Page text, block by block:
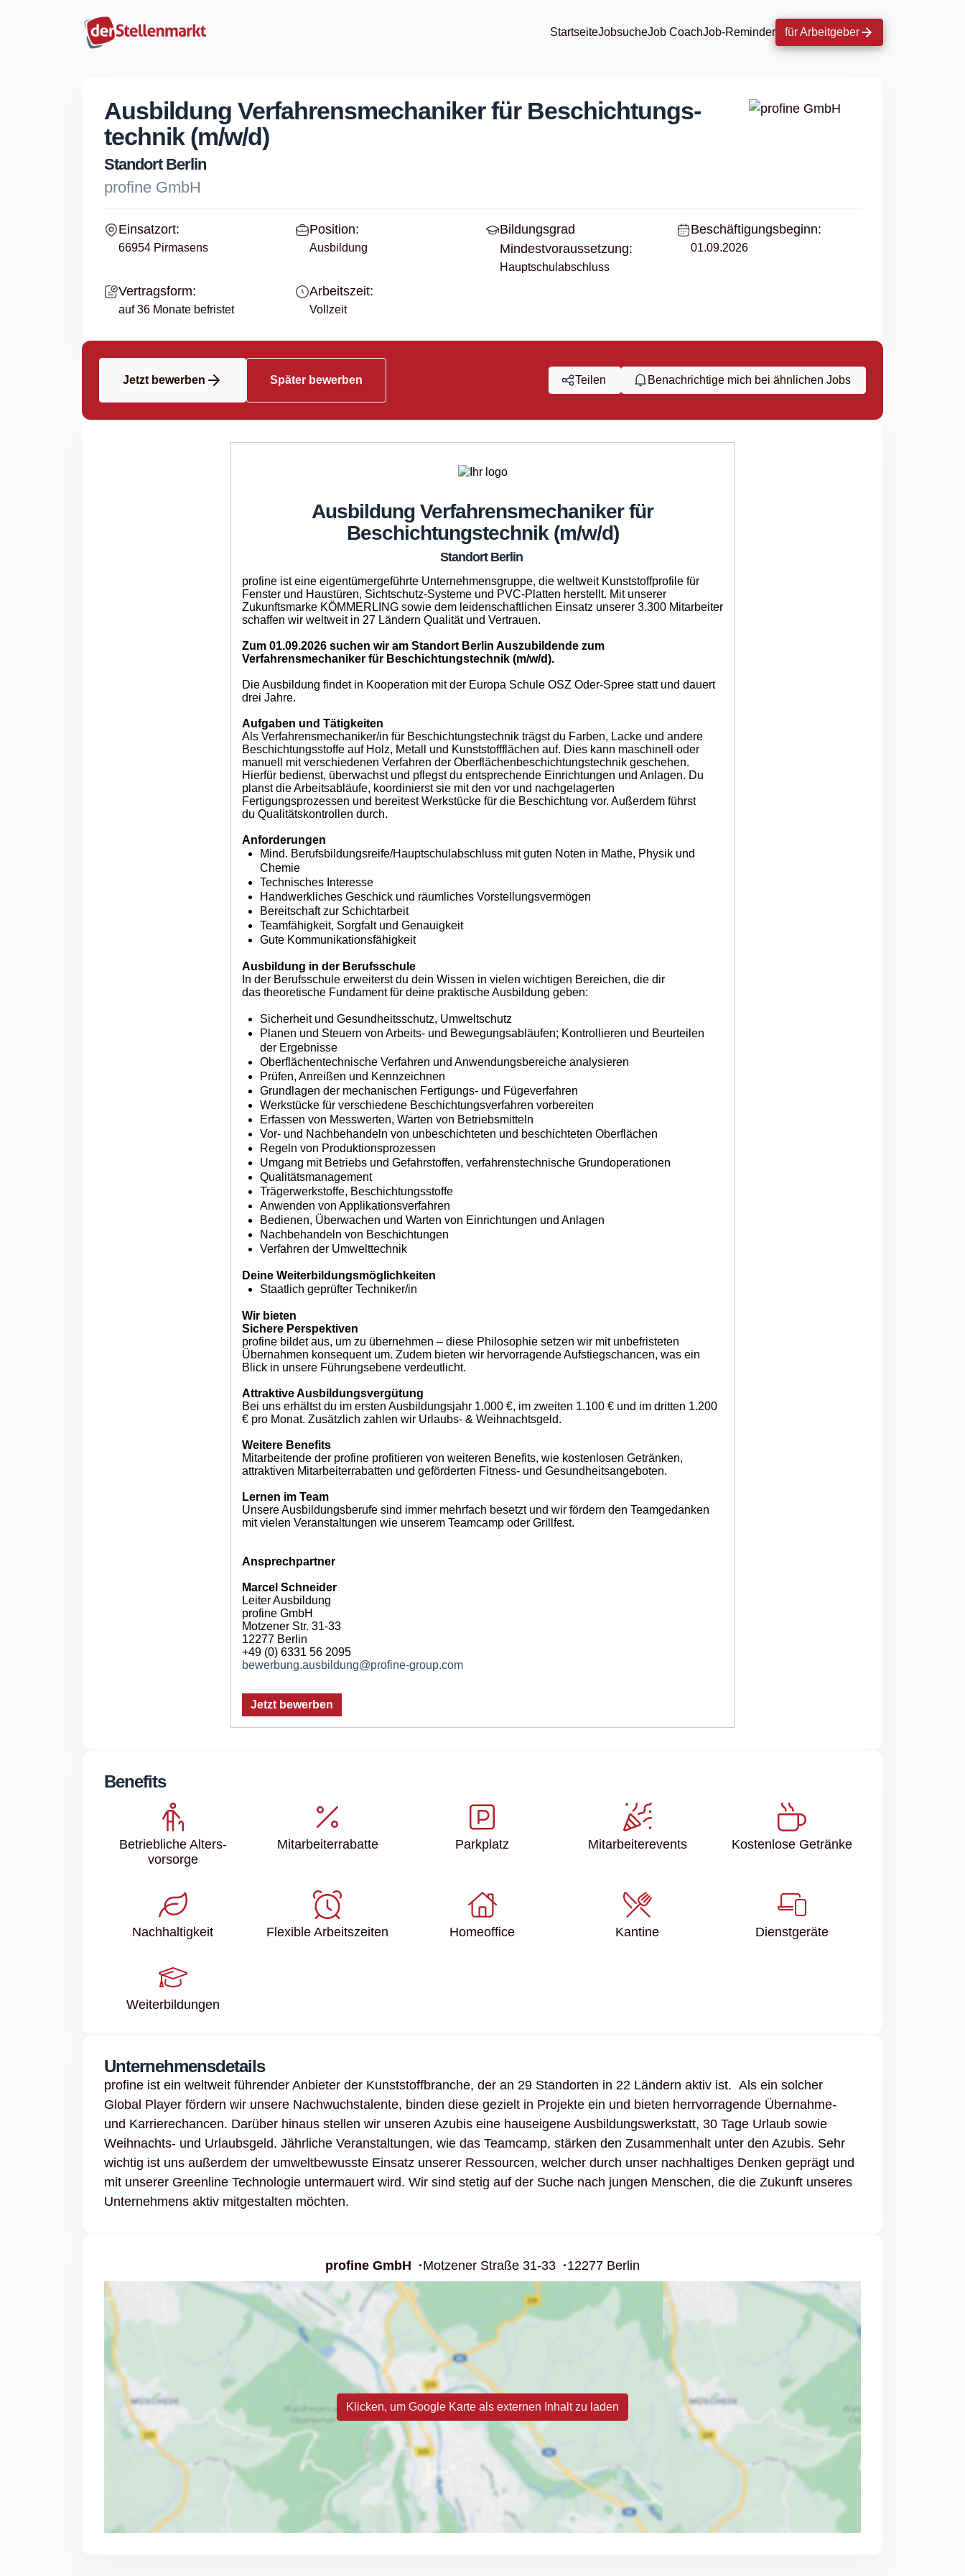
StartseiteJobsucheJob CoachJob-Reminder für Arbeitgeber
Ausbildung Verfahrens­mechaniker für Beschichtungs­
technik (m/w/d)
Standort Berlin
profine GmbH
Einsatzort:
66954 Pirmasens
Position:
Ausbildung
Bildungsgrad
Mindestvoraussetzung:
Hauptschulabschluss
Beschäftigungsbeginn:
01.09.2026
Vertragsform:
auf 36 Monate befristet
Arbeitszeit:
Vollzeit
Jetzt bewerben Später bewerben Teilen Benachrichtige mich bei ähnlichen Jobs
Ausbildung Verfahrens­mechaniker für
Beschichtungs­technik (m/w/d)
Standort Berlin
profine ist eine eigentümergeführte Unternehmensgruppe, die weltweit Kunststoffprofile für
Fenster und Haustüren, Sichtschutz-Systeme und PVC-Platten herstellt. Mit unserer
Zukunftsmarke KÖMMERLING sowie dem leidenschaftlichen Einsatz unserer 3.300 Mitarbeiter
schaffen wir weltweit in 27 Ländern Qualität und Vertrauen.
Zum 01.09.2026 suchen wir am Standort Berlin Auszubildende zum
Verfahrensmechaniker für Beschichtungstechnik (m/w/d).
Die Ausbildung findet in Kooperation mit der Europa Schule OSZ Oder-Spree statt und dauert
drei Jahre.
Aufgaben und Tätigkeiten
Als Verfahrensmechaniker/in für Beschichtungstechnik trägst du Farben, Lacke und andere
Beschichtungsstoffe auf Holz­, Metall­ und Kunststoffflächen auf. Dies kann maschinell oder
manuell mit verschiedenen Verfahren der Oberflächenbeschichtungstechnik geschehen.
Hierfür bedienst, überwachst und pflegst du entsprechende Einrichtungen und Anlagen. Du
planst die Arbeitsabläufe, koordinierst sie mit den vor­ und nachgelagerten
Fertigungsprozessen und bereitest Werkstücke für die Beschichtung vor. Außerdem führst
du Qualitätskontrollen durch.
Anforderungen
Mind. Berufsbildungsreife/Hauptschulabschluss mit guten Noten in Mathe, Physik und
Chemie
Technisches Interesse
Handwerkliches Geschick und räumliches Vorstellungsvermögen
Bereitschaft zur Schichtarbeit
Teamfähigkeit, Sorgfalt und Genauigkeit
Gute Kommunikationsfähigkeit
Ausbildung in der Berufsschule
In der Berufsschule erweiterst du dein Wissen in vielen wichtigen Bereichen, die dir
das theoretische Fundament für deine praktische Ausbildung geben:
Sicherheit und Gesundheitsschutz, Umweltschutz
Planen und Steuern von Arbeits- und Bewegungsabläufen; Kontrollieren und Beurteilen
der Ergebnisse
Oberflächentechnische Verfahren und Anwendungsbereiche analysieren
Prüfen, Anreißen und Kennzeichnen
Grundlagen der mechanischen Fertigungs- und Fügeverfahren
Werkstücke für verschiedene Beschichtungsverfahren vorbereiten
Erfassen von Messwerten, Warten von Betriebsmitteln
Vor- und Nachbehandeln von unbeschichteten und beschichteten Oberflächen
Regeln von Produktionsprozessen
Umgang mit Betriebs und Gefahrstoffen, verfahrenstechnische Grundoperationen
Qualitätsmanagement
Trägerwerkstoffe, Beschichtungsstoffe
Anwenden von Applikationsverfahren
Bedienen, Überwachen und Warten von Einrichtungen und Anlagen
Nachbehandeln von Beschichtungen
Verfahren der Umwelttechnik
Deine Weiterbildungsmöglichkeiten
Staatlich geprüfter Techniker/in
Wir bieten
Sichere Perspektiven
profine bildet aus, um zu übernehmen – diese Philosophie setzen wir mit unbefristeten
Übernahmen konsequent um. Zudem bieten wir hervorragende Aufstiegschancen, was ein
Blick in unsere Führungsebene verdeutlicht.
Attraktive Ausbildungsvergütung
Bei uns erhältst du im ersten Ausbildungsjahr 1.000 €, im zweiten 1.100 € und im dritten 1.200
€ pro Monat. Zusätzlich zahlen wir Urlaubs- & Weihnachtsgeld.
Weitere Benefits
Mitarbeitende der profine profitieren von weiteren Benefits, wie kostenlosen Getränken,
attraktiven Mitarbeiterrabatten und geförderten Fitness- und Gesundheitsangeboten.
Lernen im Team
Unsere Ausbildungsberufe sind immer mehrfach besetzt und wir fördern den Teamgedanken
mit vielen Veranstaltungen wie unserem Teamcamp oder Grillfest.
Ansprechpartner
Marcel Schneider
Leiter Ausbildung
profine GmbH
Motzener Str. 31-33
12277 Berlin
+49 (0) 6331 56 2095
bewerbung.ausbildung@profine-group.com
Jetzt bewerben
Benefits
Betriebliche Alters­
vorsorge
Mitarbeiter­rabatte Parkplatz Mitarbeiter­events Kostenlose Getränke
Nachhaltigkeit Flexible Arbeitszeiten Homeoffice Kantine Dienstgeräte
Weiter­bildungen
Unternehmensdetails
profine ist ein weltweit führender Anbieter der Kunststoffbranche, der an 29 Standorten in 22 Ländern aktiv ist. Als ein solcher
Global Player fördern wir unsere Nachwuchstalente, binden diese gezielt in Projekte ein und bieten herrvorragende Übernahme-
und Karrierechancen. Darüber hinaus stellen wir unseren Azubis eine hauseigene Ausbildungswerkstatt, 30 Tage Urlaub sowie
Weihnachts- und Urlaubsgeld. Jährliche Veranstaltungen, wie das Teamcamp, stärken den Zusammenhalt unter den Azubis. Sehr
wichtig ist uns außerdem der umweltbewusste Einsatz unserer Ressourcen, welcher durch unser nachhaltiges Denken geprägt und
mit unserer Greenline Technologie untermauert wird. Wir sind stetig auf der Suche nach jungen Menschen, die die Zukunft unseres
Unternehmens aktiv mitgestalten möchten.
profine GmbH Motzener Straße 31-33 12277 Berlin
Klicken, um Google Karte als externen Inhalt zu laden